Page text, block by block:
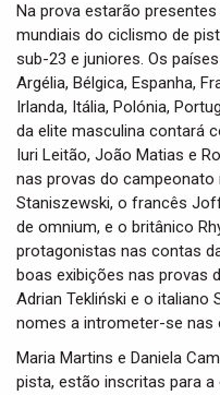
Na prova estarão
mundiais do ciclismo de
sub-23 e juniores. Os
Argélia, Bélgica, Espanha,
Irlanda, Itália, Polónia,
da elite masculina contará
Iuri Leitão, João Matias e
nas provas do campeonato
Staniszewski, o francês
de omnium, e o britânico
protagonistas nas contas
boas exibições nas provas
Adrian Tekliński e o italiano
nomes a intrometer-se
Maria Martins e Daniela
pista, estão inscritas para